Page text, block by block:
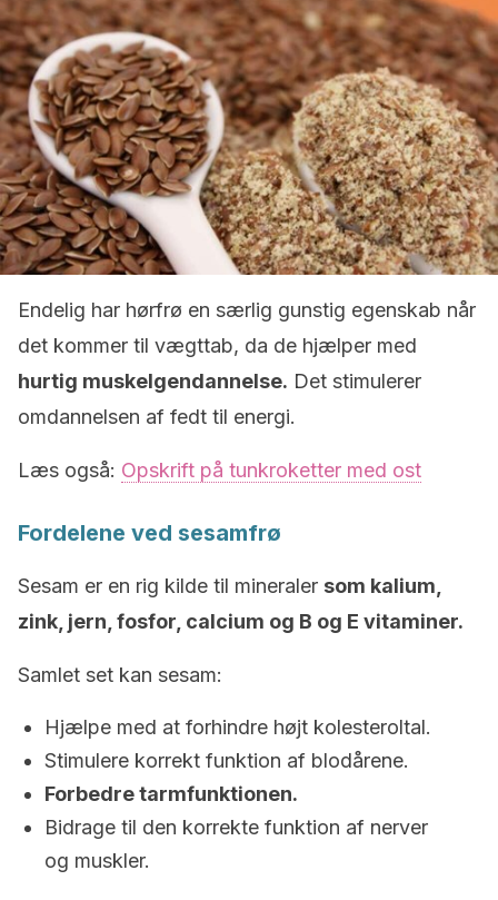
Endelig har hørfrø en særlig gunstig egenskab når
det kommer til vægttab, da de hjælper med
hurtig muskelgendannelse. Det stimulerer
omdannelsen af ​​fedt til energi.
Læs også: Opskrift på tunkroketter med ost
Fordelene ved sesamfrø
Sesam er en rig kilde til mineraler som kalium,
zink, jern, fosfor, calcium og B og E vitaminer.
Samlet set kan sesam:
Hjælpe med at forhindre højt kolesteroltal.
Stimulere korrekt funktion af blodårene.
Forbedre tarmfunktionen.
Bidrage til den korrekte funktion af nerver
og muskler.